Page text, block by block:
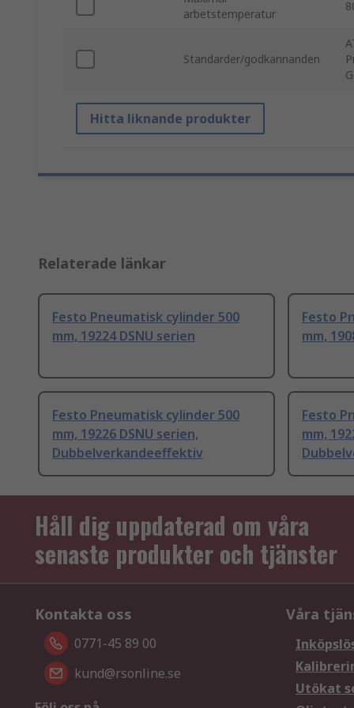
arbetstemperatur
Standarder/godkännanden
Hitta liknande produkter
Relaterade länkar
Festo Pneumatisk cylinder 500
mm, 19224 DSNU serien
Festo
mm,
Festo Pneumatisk cylinder 500
mm, 19226 DSNU serien,
Dubbelverkandeeffektiv
Festo
mm,
Håll dig uppdaterad om våra
senaste produkter och tjänster
Kontakta oss
0771-45 89 00
kund@rsonline.se
Våra
Utökat